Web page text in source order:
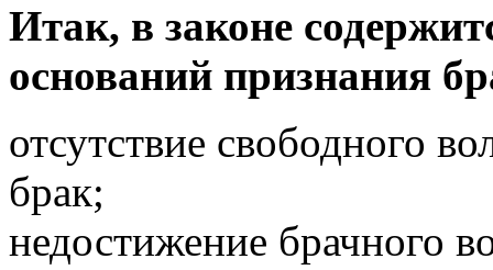
Итак, в законе
оснований признания
отсутствие свободного
брак;
недостижение брачного